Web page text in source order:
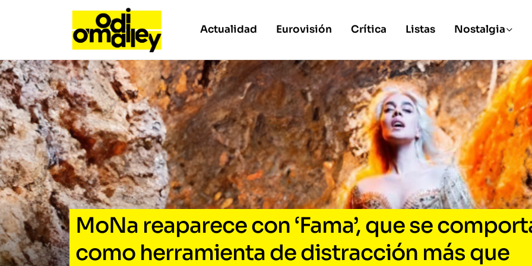
Actualidad Eurovisión Crítica Listas Nostalgia
MoNa reaparece con ‘Fama’, que se
como herramienta de distracción más que